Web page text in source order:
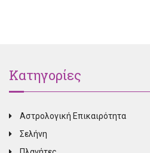
Κατηγορίες
Αστρολογική Επικαιρότητα
Σελήνη